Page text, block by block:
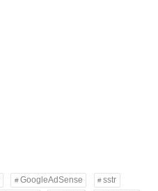
GoogleAdSense
sstr